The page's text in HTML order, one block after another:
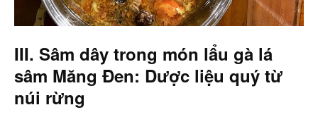
III. Sâm dây trong món lẩu gà lá
sâm Măng Đen: Dược liệu quý từ
núi rừng